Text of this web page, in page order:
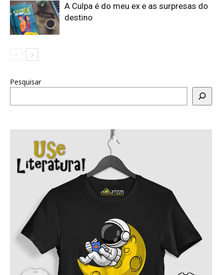
A Culpa é do meu ex e as surpresas do
destino
Pesquisar